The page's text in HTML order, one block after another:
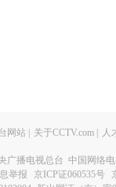
网站 | 关于CCTV.com | 人
广播电视总台 中国网络
举报
京ICP证060535号